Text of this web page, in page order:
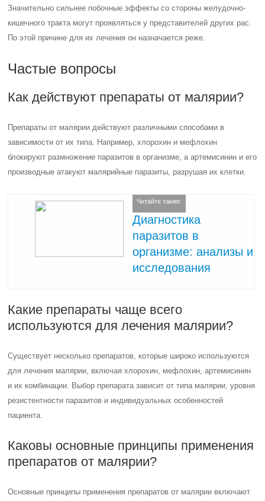
Значительно сильнее побочные эффекты со стороны желудочно-
кишечного тракта могут проявляться у представителей других рас.
По этой причине для их лечения он назначается реже.
Частые вопросы
Как действуют препараты от малярии?
Препараты от малярии действуют различными способами в
зависимости от их типа. Например, хлорохин и мефлохин
блокируют размножение паразитов в организме, а артемисинин и его
производные атакуют малярийные паразиты, разрушая их клетки.
Читайте также:
Диагностика
паразитов в
организме: анализы и
исследования
Какие препараты чаще всего
используются для лечения малярии?
Существует несколько препаратов, которые широко используются
для лечения малярии, включая хлорохин, мефлохин, артемисинин
и их комбинации. Выбор препарата зависит от типа малярии, уровня
резистентности паразитов и индивидуальных особенностей
пациента.
Каковы основные принципы применения
препаратов от малярии?
Основные принципы применения препаратов от малярии включают